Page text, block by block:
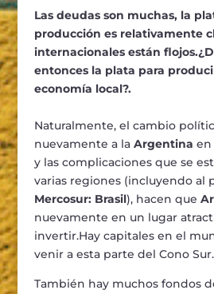
Las deudas son muchas, la
producción es relativamente
internacionales están flojos.
entonces la plata para
economía local?.
Naturalmente, el cambio
nuevamente a la Argentina en
y las complicaciones que se
varias regiones (incluyendo al
Mercosur: Brasil), hacen que
nuevamente en un lugar
invertir.Hay capitales en el
venir a esta parte del Cono Sur.
También hay muchos fondos